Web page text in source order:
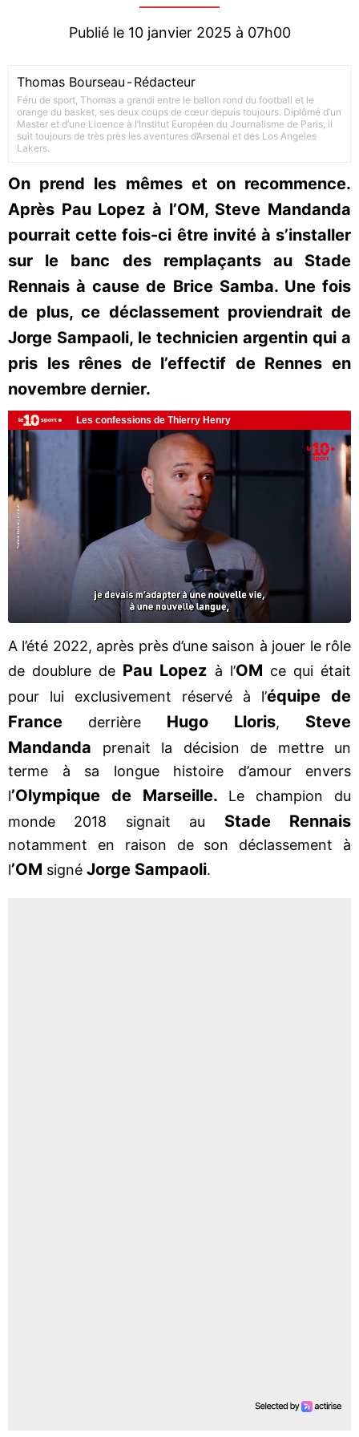
Publié le 10 janvier 2025 à 07h00
Thomas Bourseau -Rédacteur
Féru de sport, Thomas a grandi entre le ballon rond du football et le
orange du basket, ses deux coups de cœur depuis toujours. Diplômé d’un
Master et d’une Licence à l’Institut Européen du Journalisme de Paris, il
suit toujours de très près les aventures d’Arsenal et des Los Angeles
Lakers.
On prend les mêmes et on recommence.
Après Pau Lopez à l’OM, Steve Mandanda
pourrait cette fois-ci être invité à s’installer
sur le banc des remplaçants au Stade
Rennais à cause de Brice Samba. Une fois
de plus, ce déclassement proviendrait de
Jorge Sampaoli, le technicien argentin qui a
pris les rênes de l’effectif de Rennes en
novembre dernier.
A l’été 2022, après près d’une saison à jouer le rôle
de doublure de Pau Lopez à l’OM ce qui était
pour lui exclusivement réservé à l’équipe de
France
derrière Hugo Lloris, Steve
Mandanda
prenait la décision de mettre un
terme à sa longue histoire d’amour envers
l’Olympique de Marseille.
Le champion du
monde 2018 signait au Stade Rennais
notamment en raison de son déclassement à
l’OM signé Jorge Sampaoli.